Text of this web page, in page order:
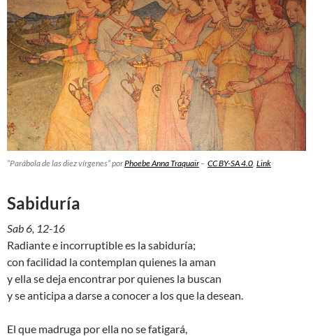
“Parábola de las diez vírgenes” porPhoebe Anna Traquair– CC BY-SA 4.0 Link
Sabiduría
Sab 6, 12-16
Radiante e incorruptible es la sabiduría;
con facilidad la contemplan quienes la aman
y ella se deja encontrar por quienes la buscan
y se anticipa a darse a conocer a los que la desean.
El que madruga por ella no se fatigará,